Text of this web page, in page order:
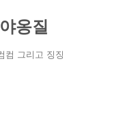
옹질
컴 그리고 징징